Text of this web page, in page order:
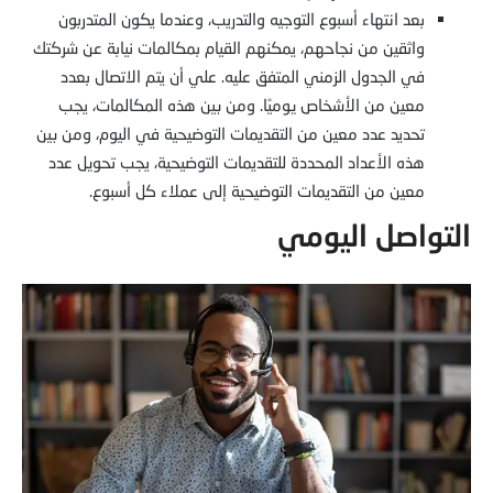
بعد انتهاء أسبوع التوجيه والتدريب، وعندما يكون المتدربون
واثقين من نجاحهم، يمكنهم القيام بمكالمات نيابة عن شركتك
في الجدول الزمني المتفق عليه. علي أن يتم الاتصال بعدد
معين من الأشخاص يوميًا. ومن بين هذه المكالمات، يجب
تحديد عدد معين من التقديمات التوضيحية في اليوم، ومن بين
هذه الأعداد المحددة للتقديمات التوضيحية، يجب تحويل عدد
معين من التقديمات التوضيحية إلى عملاء كل أسبوع.
التواصل اليومي